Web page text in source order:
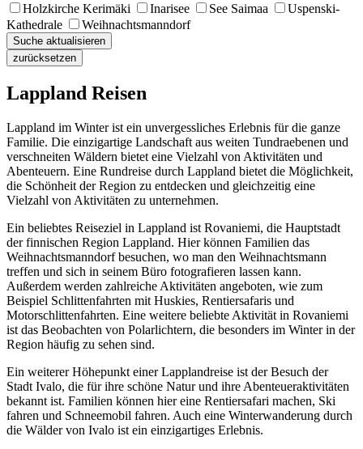
Holzkirche Kerimäki
Inarisee See Saimaa
Uspenski-
Kathedrale
Weihnachtsmanndorf
Suche aktualisieren
zurücksetzen
Lappland Reisen
Lappland im Winter ist ein unvergessliches Erlebnis für die ganze
Familie. Die einzigartige Landschaft aus weiten Tundraebenen und
verschneiten Wäldern bietet eine Vielzahl von Aktivitäten und
Abenteuern. Eine Rundreise durch Lappland bietet die Möglichkeit,
die Schönheit der Region zu entdecken und gleichzeitig eine
Vielzahl von Aktivitäten zu unternehmen.
Ein beliebtes Reiseziel in Lappland ist Rovaniemi, die Hauptstadt
der finnischen Region Lappland. Hier können Familien das
Weihnachtsmanndorf besuchen, wo man den Weihnachtsmann
treffen und sich in seinem Büro fotografieren lassen kann.
Außerdem werden zahlreiche Aktivitäten angeboten, wie zum
Beispiel Schlittenfahrten mit Huskies, Rentiersafaris und
Motorschlittenfahrten. Eine weitere beliebte Aktivität in Rovaniemi
ist das Beobachten von Polarlichtern, die besonders im Winter in der
Region häufig zu sehen sind.
Ein weiterer Höhepunkt einer Lapplandreise ist der Besuch der
Stadt Ivalo, die für ihre schöne Natur und ihre Abenteueraktivitäten
bekannt ist. Familien können hier eine Rentiersafari machen, Ski
fahren und Schneemobil fahren. Auch eine Winterwanderung durch
die Wälder von Ivalo ist ein einzigartiges Erlebnis.